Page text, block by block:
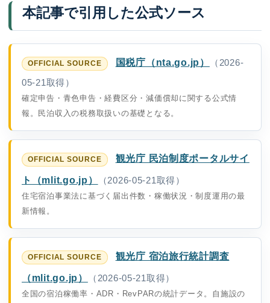
本記事で引用した公式ソース
国税庁（nta.go.jp） （2026-
05-21取得）
確定申告・青色申告・経費区分・減価償却に関する公式情
報。民泊収入の税務取扱いの基礎となる。
観光庁 民泊制度ポータルサイ
ト（mlit.go.jp）
（2026-05-21取得）
住宅宿泊事業法に基づく届出件数・稼働状況・制度運用の最
新情報。
観光庁 宿泊旅行統計調査
（mlit.go.jp）
（2026-05-21取得）
全国の宿泊稼働率・ADR・RevPARの統計データ。自施設の